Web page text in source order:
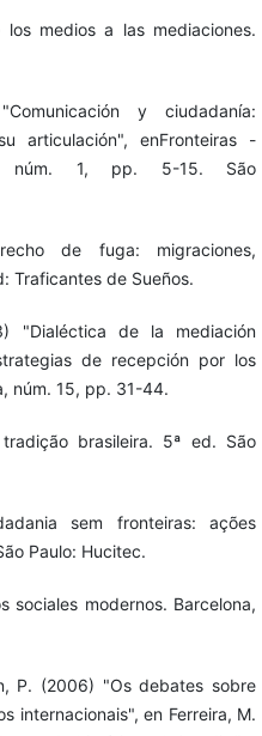
medios a las mediaciones.
y ciudadanía:
articulación", enFronteiras -
núm. 1, pp. 5-15. São
de fuga: migraciones,
Traficantes de Sueños.
"Dialéctica de la mediación
de recepción por los
núm. 15, pp. 31-44.
brasileira. 5ª ed. São
sem fronteiras: ações
Paulo: Hucitec.
sociales modernos. Barcelona,
P. (2006) "Os debates sobre
internacionais", en Ferreira, M.